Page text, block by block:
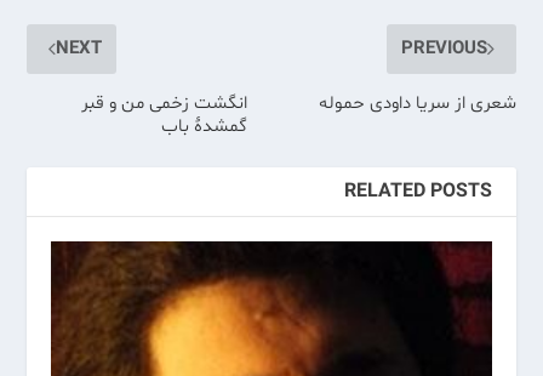
PREVIOUS
شعری از سریا داودی حموله
NEXT
انگشت زخمی من و قبر
گمشدۀ باب
RELATED POSTS